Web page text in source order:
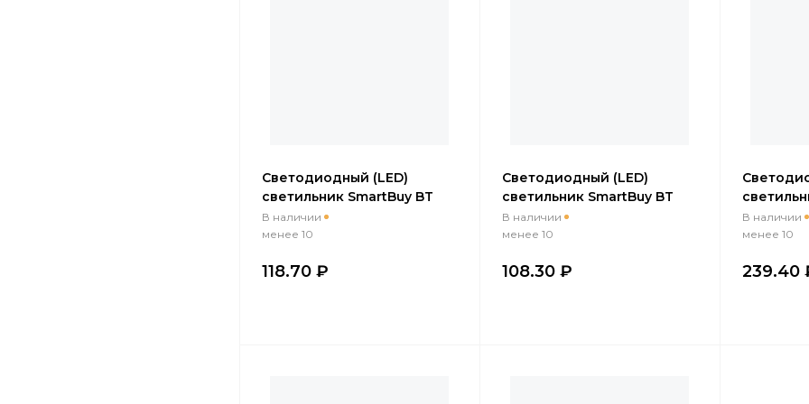
Cветодиодный (LED)
светильник SmartBuy BT
овал 15Вт/4000K/IP65 (SBL-
BT15-40)
В наличии
менее 10
118.70 ₽
Cветодиодный (LED)
светильник SmartBuy BT
Круг 15Вт/6500K/IP65 (SBL-
BTR15-65)
В наличии
менее 10
108.30 ₽
В наличии
менее 10
239.40